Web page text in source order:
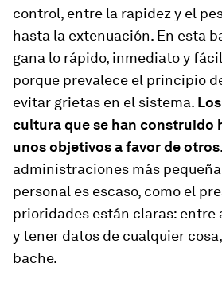
control, entre la rapidez y el
hasta la extenuación. En esta
gana lo rápido, inmediato y
porque prevalece el principio
evitar grietas en el sistema.
cultura que se han construido
unos objetivos a favor de otros
administraciones más
personal es escaso, como el
prioridades están claras: entre
y tener datos de cualquier
bache.